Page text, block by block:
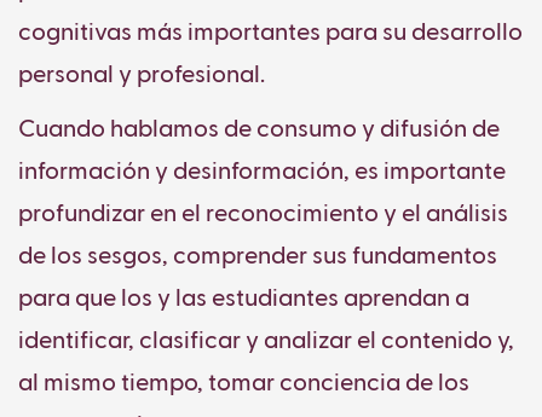
cognitivas más importantes para su desarrollo
personal y profesional.
Cuando hablamos de consumo y difusión de
información y desinformación, es importante
profundizar en el reconocimiento y el análisis
de los sesgos, comprender sus fundamentos
para que los y las estudiantes aprendan a
identificar, clasificar y analizar el contenido y,
al mismo tiempo, tomar conciencia de los